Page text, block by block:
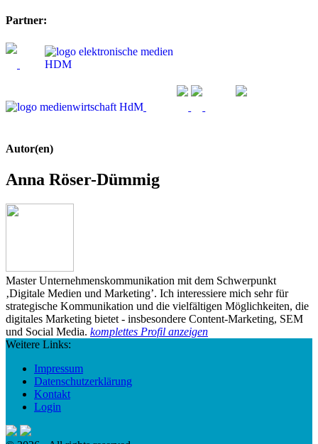
Partner:
Autor(en)
Anna Röser-Dümmig
Master Unternehmenskommunikation mit dem Schwerpunkt
‚Digitale Medien und Marketing’. Ich interessiere mich sehr für
strategische Kommunikation und die vielfältigen Möglichkeiten, die
digitales Marketing bietet - insbesondere Content-Marketing, SEM
und Social Media. komplettes Profil anzeigen
Weitere Links:
Impressum
Datenschutzerklärung
Kontakt
Login